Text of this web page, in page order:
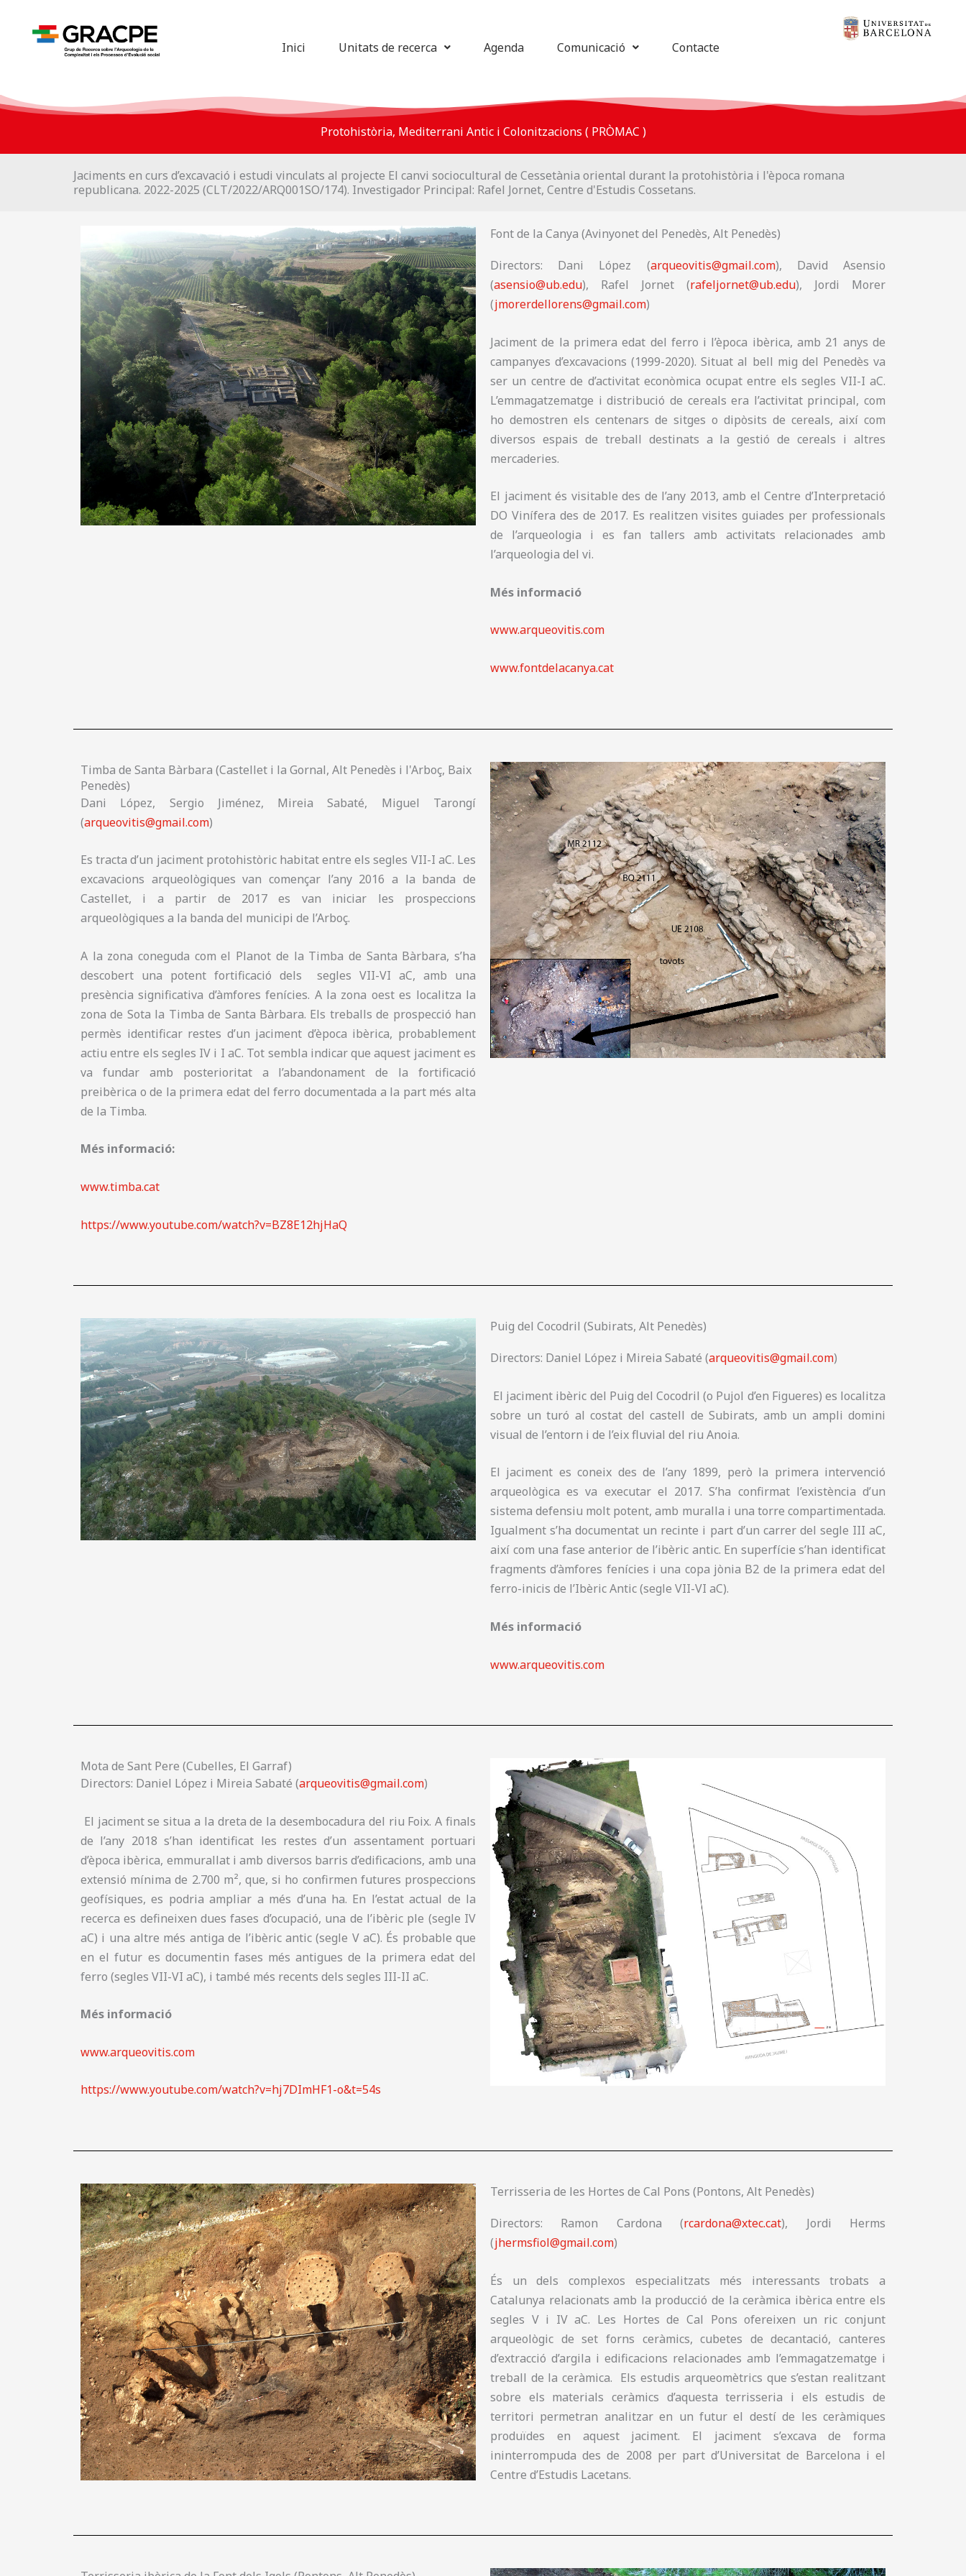
contingut
Inici Unitats de recerca Agenda Comunicació Contacte
Protohistòria, Mediterrani Antic i Colonitzacions ( PRÒMAC )
Jaciments en curs d’excavació i estudi vinculats al projecte El canvi sociocultural de Cessetània oriental durant la protohistòria i l'època romana
republicana. 2022-2025 (CLT/2022/ARQ001SO/174). Investigador Principal: Rafel Jornet, Centre d'Estudis Cossetans.
Font de la Canya (Avinyonet del Penedès, Alt Penedès)
Directors: Dani López (arqueovitis@gmail.com), David Asensio
(asensio@ub.edu), Rafel Jornet (rafeljornet@ub.edu), Jordi Morer
(jmorerdellorens@gmail.com)
Jaciment de la primera edat del ferro i l’època ibèrica, amb 21 anys de
campanyes d’excavacions (1999-2020). Situat al bell mig del Penedès va
ser un centre de d’activitat econòmica ocupat entre els segles VII-I aC.
L’emmagatzematge i distribució de cereals era l’activitat principal, com
ho demostren els centenars de sitges o dipòsits de cereals, així com
diversos espais de treball destinats a la gestió de cereals i altres
mercaderies.
El jaciment és visitable des de l’any 2013, amb el Centre d’Interpretació
DO Vinífera des de 2017. Es realitzen visites guiades per professionals
de l’arqueologia i es fan tallers amb activitats relacionades amb
l’arqueologia del vi.
Més informació
www.arqueovitis.com
www.fontdelacanya.cat
Timba de Santa Bàrbara (Castellet i la Gornal, Alt Penedès i l'Arboç, Baix
Penedès)
Dani López, Sergio Jiménez, Mireia Sabaté, Miguel Tarongí
(arqueovitis@gmail.com)
Es tracta d’un jaciment protohistòric habitat entre els segles VII-I aC. Les
excavacions arqueològiques van començar l’any 2016 a la banda de
Castellet, i a partir de 2017 es van iniciar les prospeccions
arqueològiques a la banda del municipi de l’Arboç.
A la zona coneguda com el Planot de la Timba de Santa Bàrbara, s’ha
descobert una potent fortificació dels segles VII-VI aC, amb una
presència significativa d’àmfores fenícies. A la zona oest es localitza la
zona de Sota la Timba de Santa Bàrbara. Els treballs de prospecció han
permès identificar restes d’un jaciment d’època ibèrica, probablement
actiu entre els segles IV i I aC. Tot sembla indicar que aquest jaciment es
va fundar amb posterioritat a l’abandonament de la fortificació
preibèrica o de la primera edat del ferro documentada a la part més alta
de la Timba.
Més informació:
www.timba.cat
https://www.youtube.com/watch?v=BZ8E12hjHaQ
Puig del Cocodril (Subirats, Alt Penedès)
Directors: Daniel López i Mireia Sabaté (arqueovitis@gmail.com)
El jaciment ibèric del Puig del Cocodril (o Pujol d’en Figueres) es localitza
sobre un turó al costat del castell de Subirats, amb un ampli domini
visual de l’entorn i de l’eix fluvial del riu Anoia.
El jaciment es coneix des de l’any 1899, però la primera intervenció
arqueològica es va executar el 2017. S’ha confirmat l’existència d’un
sistema defensiu molt potent, amb muralla i una torre compartimentada.
Igualment s’ha documentat un recinte i part d’un carrer del segle III aC,
així com una fase anterior de l’ibèric antic. En superfície s’han identificat
fragments d’àmfores fenícies i una copa jònia B2 de la primera edat del
ferro-inicis de l’Ibèric Antic (segle VII-VI aC).
Més informació
www.arqueovitis.com
Mota de Sant Pere (Cubelles, El Garraf)
Directors: Daniel López i Mireia Sabaté (arqueovitis@gmail.com)
El jaciment se situa a la dreta de la desembocadura del riu Foix. A finals
de l’any 2018 s’han identificat les restes d’un assentament portuari
d’època ibèrica, emmurallat i amb diversos barris d’edificacions, amb una
extensió mínima de 2.700 m², que, si ho confirmen futures prospeccions
geofísiques, es podria ampliar a més d’una ha. En l’estat actual de la
recerca es defineixen dues fases d’ocupació, una de l’ibèric ple (segle IV
aC) i una altre més antiga de l’ibèric antic (segle V aC). És probable que
en el futur es documentin fases més antigues de la primera edat del
ferro (segles VII-VI aC), i també més recents dels segles III-II aC.
Més informació
www.arqueovitis.com
https://www.youtube.com/watch?v=hj7DImHF1-o&t=54s
Terrisseria de les Hortes de Cal Pons (Pontons, Alt Penedès)
Directors: Ramon Cardona (rcardona@xtec.cat), Jordi Herms
(jhermsfiol@gmail.com)
És un dels complexos especialitzats més interessants trobats a
Catalunya relacionats amb la producció de la ceràmica ibèrica entre els
segles V i IV aC. Les Hortes de Cal Pons ofereixen un ric conjunt
arqueològic de set forns ceràmics, cubetes de decantació, canteres
d’extracció d’argila i edificacions relacionades amb l’emmagatzematge i
treball de la ceràmica. Els estudis arqueomètrics que s’estan realitzant
sobre els materials ceràmics d’aquesta terrisseria i els estudis de
territori permetran analitzar en un futur el destí de les ceràmiques
produïdes en aquest jaciment. El jaciment s’excava de forma
ininterrompuda des de 2008 per part d’Universitat de Barcelona i el
Centre d’Estudis Lacetans.